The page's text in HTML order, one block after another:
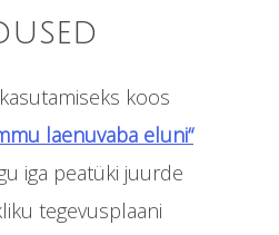
koos
laenuvaba eluni“
iga peatüki juurde
tegevusplaani